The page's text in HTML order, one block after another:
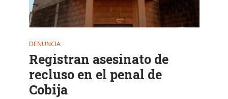
DENUNCIA
Registran asesinato de
recluso en el penal de
Cobija